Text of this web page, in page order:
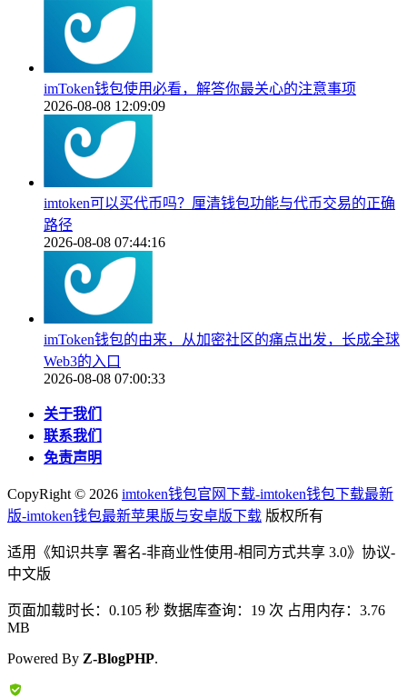
imToken钱包使用必看，解答你最关心的注意事项
2026-08-08 12:09:09
imtoken可以买代币吗？厘清钱包功能与代币交易的正确
路径
2026-08-08 07:44:16
imToken钱包的由来，从加密社区的痛点出发，长成全球
Web3的入口
2026-08-08 07:00:33
关于我们
联系我们
免责声明
CopyRight © 2026 imtoken钱包官网下载-imtoken钱包下载最新
版-imtoken钱包最新苹果版与安卓版下载 版权所有
适用《知识共享 署名-非商业性使用-相同方式共享 3.0》协议-
中文版
页面加载时长：0.105 秒 数据库查询：19 次 占用内存：3.76
MB
Powered By Z-BlogPHP.